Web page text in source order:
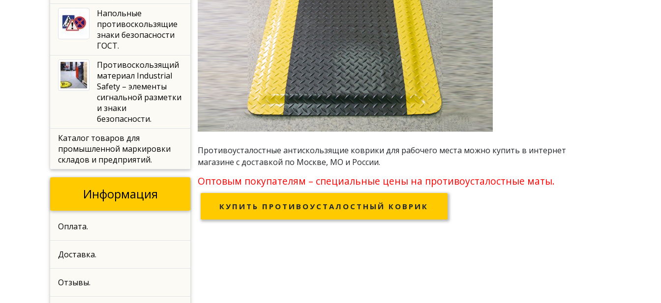
Противоусталостные антискользящие коврики для рабочего места можно купить в интернет
магазине с доставкой по Москве, МО и России.
Оптовым покупателям – специальные цены на противоусталостные маты.
КУПИТЬ ПРОТИВОУСТАЛОСТНЫЙ КОВРИК
Напольные
противоскользящие
знаки безопасности
ГОСТ.
Противоскользящий
материал Industrial
Safety – элементы
сигнальной разметки
и знаки
безопасности.
Каталог товаров для
промышленной маркировки
складов и предприятий.
Информация
Оплата.
Доставка.
Отзывы.